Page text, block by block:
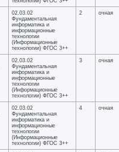
02.03.02
Фундаментальная
информатика и
информационные
технологии
(Информационные
технологии) ФГОС 3++
2 очная
02.03.02
Фундаментальная
информатика и
информационные
технологии
(Информационные
технологии) ФГОС 3++
3 очная
02.03.02
Фундаментальная
информатика и
информационные
технологии
(Информационные
технологии) ФГОС 3++
4 очная